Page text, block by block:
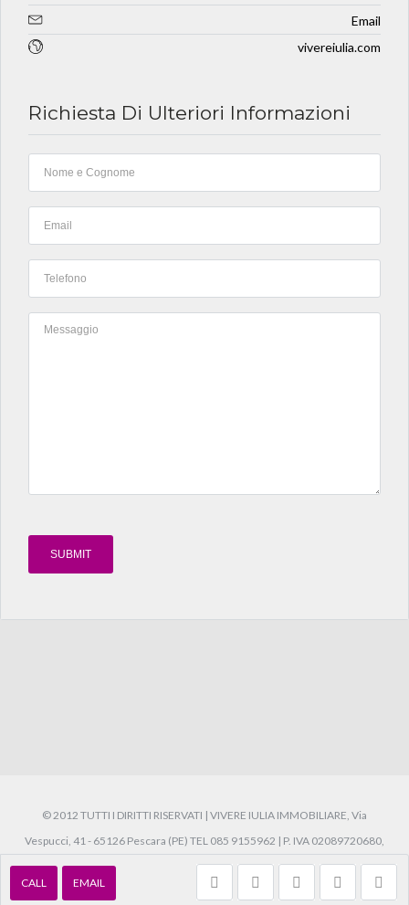
CALL EMAIL
Email
vivereiulia.com
Richiesta Di Ulteriori Informazioni
© 2012 TUTTI I DIRITTI RISERVATI | VIVERE IULIA IMMOBILIARE, Via
Vespucci, 41 - 65126 Pescara (PE) TEL 085 9155962 | P. IVA 02089720680,
REA: PE-152823 .Back to top